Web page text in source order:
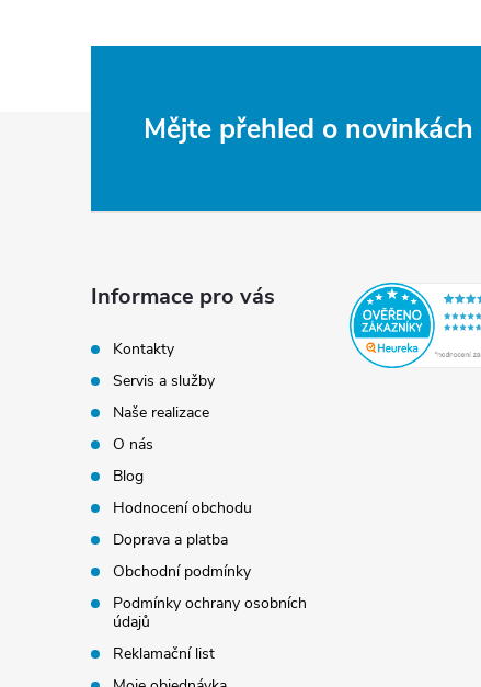
Mějte přehled o novinkách
Informace pro vás
Kontakty
Servis a služby
Naše realizace
O nás
Blog
Hodnocení obchodu
Doprava a platba
Obchodní podmínky
Podmínky ochrany osobních
údajů
Reklamační list